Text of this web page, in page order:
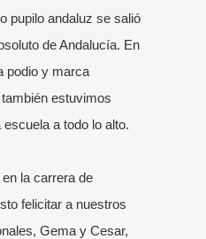
pupilo andaluz se salió
de Andalucía. En
podio y marca
estuvimos
a todo lo alto.
la carrera de
felicitar a nuestros
Gema y Cesar,